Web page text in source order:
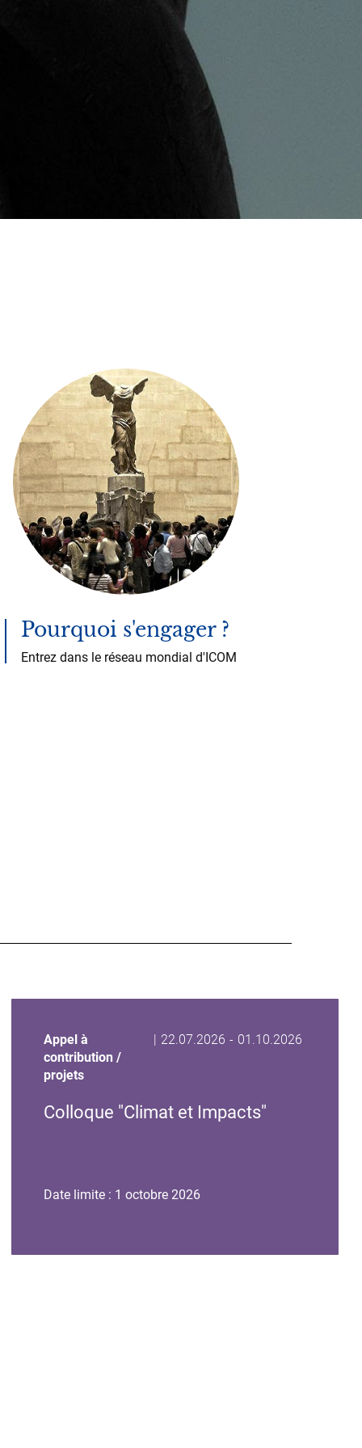
Pourquoi s'engager ?
Entrez dans le réseau mondial d'ICOM
Appel à
contribution /
projets
| Date
l'événement
22.07.2026 - Date
l'événement
01.10.2026
Colloque "Climat et Impacts"
Date limite : 1 octobre 2026